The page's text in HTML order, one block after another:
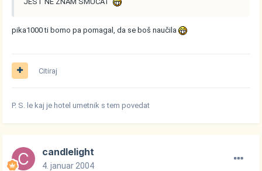
pika1000 ti bomo pa pomagal, da se boš naučila
Citiraj
P. S. le kaj je hotel umetnik s tem povedat
candlelight
4. januar 2004